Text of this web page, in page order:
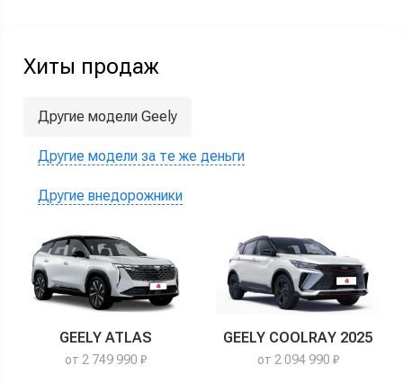
Хиты продаж
Другие модели Geely
Другие модели за те же деньги
Другие внедорожники
GEELY ATLAS
от 2 749 990 ₽
GEELY COOLRAY 2025
от 2 094 990 ₽